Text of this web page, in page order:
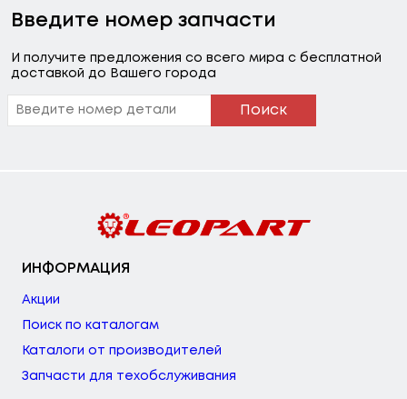
Введите номер запчасти
И получите предложения со всего мира с бесплатной
доставкой до Вашего города
Поиск
ИНФОРМАЦИЯ
Акции
Поиск по каталогам
Каталоги от производителей
Запчасти для техобслуживания